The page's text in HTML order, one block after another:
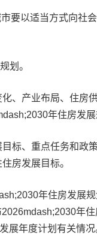
要以适当方式向社
划。
、产业布局、住房
年住房发展
标、重点任务和政
房发展目标。
年住房发展
年
展年度计划有关情况